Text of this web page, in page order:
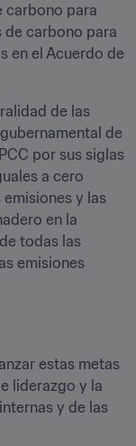
carbono para
de carbono para
en el Acuerdo de
de las
de
por sus siglas
a cero
y las
en la
todas las
emisiones
estas metas
liderazgo y la
y de las